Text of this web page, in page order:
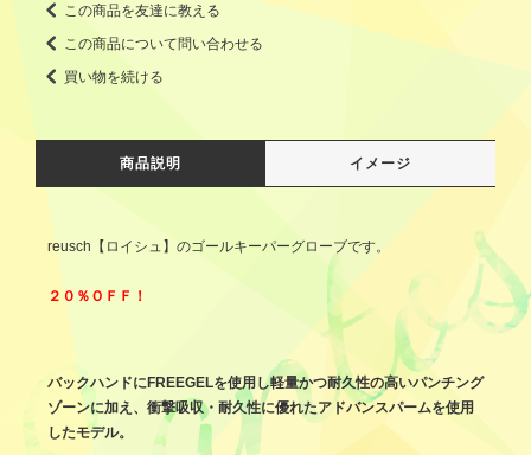
この商品を友達に教える
この商品について問い合わせる
買い物を続ける
商品説明 イメージ
reusch【ロイシュ】のゴールキーパーグローブです。
２０％ＯＦＦ！
バックハンドにFREEGELを使用し軽量かつ耐久性の高いパンチング
ゾーンに加え、衝撃吸収・耐久性に優れたアドバンスパームを使用
したモデル。